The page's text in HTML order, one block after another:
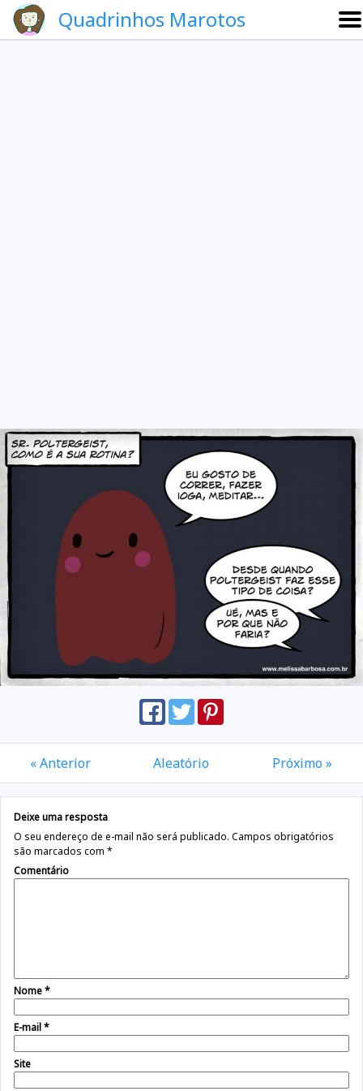
Quadrinhos Marotos
« Anterior Aleatório Próximo »
Deixe uma resposta
O seu endereço de e-mail não será publicado. Campos obrigatórios
são marcados com *
Comentário
Nome*
E-mail*
Site